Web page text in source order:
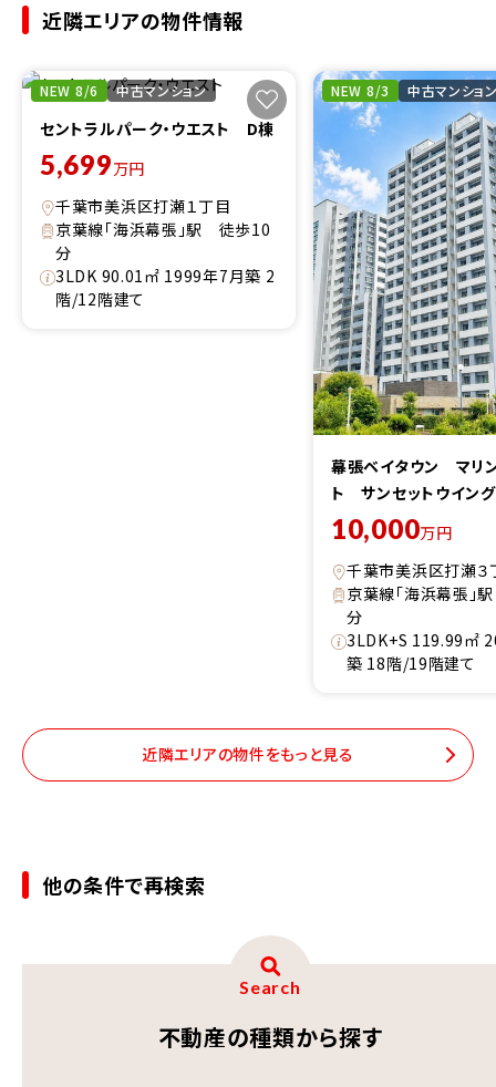
近隣エリアの物件情報
NEW 8/6 中古マンション
セントラルパーク・ウエスト D棟
5,699万円
千葉市美浜区打瀬１丁目
京葉線「海浜幕張」駅 徒歩10
分
3LDK 90.01㎡ 1999年7月築 2
階/12階建て
NEW 8/3 中古マンショ
幕張ベイタウン マリ
ト サンセットウイン
10,000万円
千葉市美浜区打瀬３
京葉線「海浜幕張
分
3LDK+S 119.99㎡
築 18階/19階建て
近隣エリアの物件をもっと見る
他の条件で再検索
Search
不動産の種類から探す